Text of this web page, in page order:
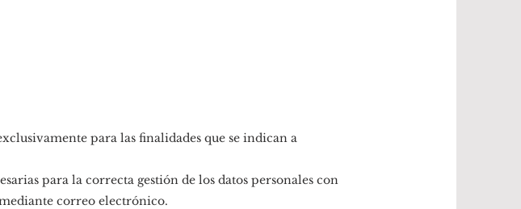
para las finalidades que se indican a
para la correcta gestión de los datos personales con
correo electrónico.